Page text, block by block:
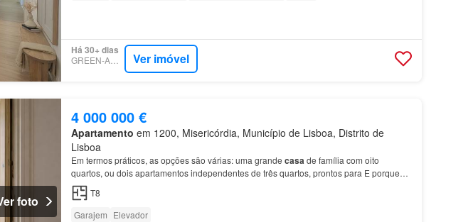
Há 30+ dias
GREEN-ACRES Ver imóvel
foto
4 000 000 €
Apartamento em 1200, Misericórdia, Município de Lisboa, Distrito de
Lisboa
Em termos práticos, as opções são várias: uma grande casade família com oito
quartos, ou dois apartamentos independentes de três quartos, prontos para E porque
emLisboa
T8
Garajem Elevador